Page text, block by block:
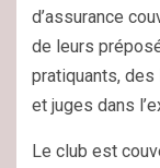
d’assurance
de leurs
pratiquants,
et juges dans
Le club est